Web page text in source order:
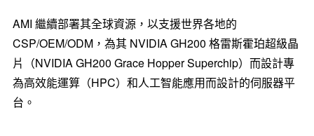
AMI 繼續部署其全球資源，以支援世界各地的
CSP/OEM/ODM，為其 NVIDIA GH200 格雷斯霍珀超級晶
片（NVIDIA GH200 Grace Hopper Superchip）而設計專
為高效能運算（HPC）和人工智能應用而設計的伺服器平
台。